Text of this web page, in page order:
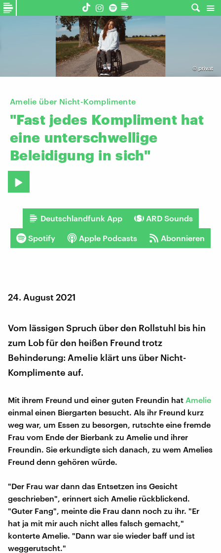
© privat
Amelie über Nicht-Komplimente
"Fast jedes Kompliment hat
eine unterschwellige
Beleidigung in sich"
Deutschlandfunk App ARD Sounds
Spotify Apple Podcasts Abonnieren
24. August 2021
Vom lässigen Spruch über den Rollstuhl bis hin
zum Lob für den heißen Freund trotz
Behinderung: Amelie klärt uns über Nicht-
Komplimente auf.
Mit ihrem Freund und einer guten Freundin hat Amelie
einmal einen Biergarten besucht. Als ihr Freund kurz
weg war, um Essen zu besorgen, rutschte eine fremde
Frau vom Ende der Bierbank zu Amelie und ihrer
Freundin. Sie erkundigte sich danach, zu wem Amelies
Freund denn gehören würde.
"Der Frau war dann das Entsetzen ins Gesicht
geschrieben", erinnert sich Amelie rückblickend.
"Guter Fang", meinte die Frau dann noch zu ihr. "Er
hat ja mit mir auch nicht alles falsch gemacht,"
konterte Amelie. "Dann war sie wieder baff und ist
weggerutscht."